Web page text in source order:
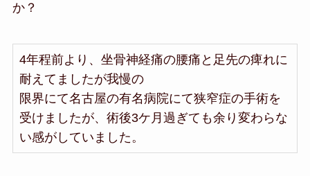
か？
4年程前より、坐骨神経痛の腰痛と足先の痺れに
耐えてましたが我慢の
限界にて名古屋の有名病院にて狭窄症の手術を
受けましたが、術後3ケ月過ぎても余り変わらな
い感がしていました。